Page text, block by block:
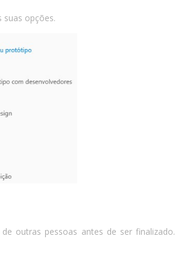
suas opções.
outras pessoas antes de ser finalizado.